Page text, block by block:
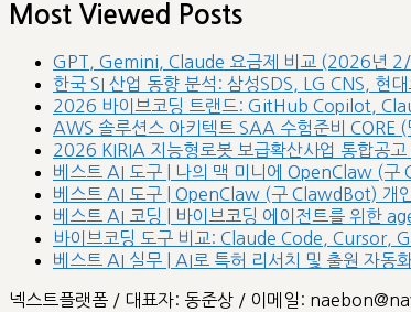
Most Viewed Posts
GPT, Gemini, Claude 요금제 비교 (2026년
한국 SI 산업 동향 분석: 삼성SDS, LG CNS, 현
2026 바이브코딩 트랜드: GitHub Copilot,
AWS 솔루션스 아키텍트 SAA 수험준비 CORE
2026 KIRIA 지능형로봇 보급확산사업 통합공고
베스트 AI 도구 | 나의 맥 미니에 OpenClaw (
베스트 AI 도구 | OpenClaw (구 ClawdBot) 개
베스트 AI 코딩 | 바이브코딩 에이전트를 위한
바이브코딩 도구 비교: Claude Code,
베스트 AI 실무 | AI로 특허 리서치 및 출원 자동
넥스트플랫폼 / 대표자: 동준상 / 이메일: